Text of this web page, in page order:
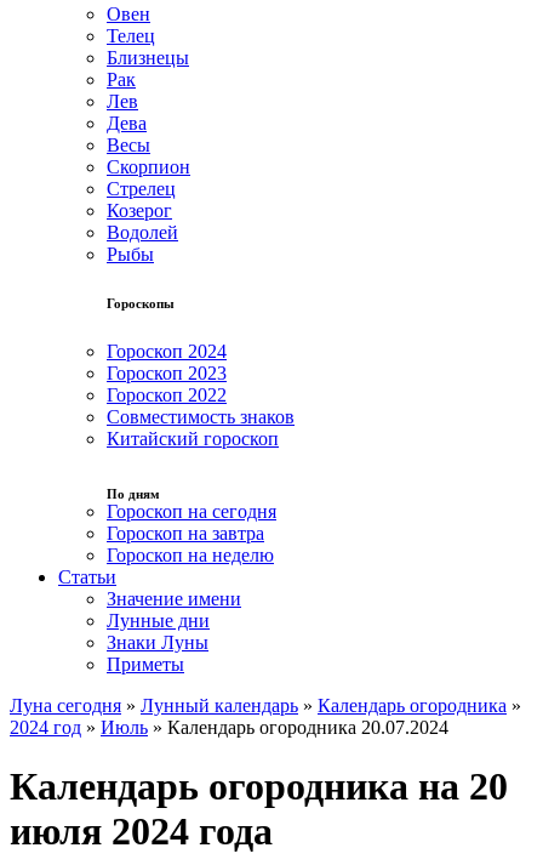
Овен
Телец
Близнецы
Рак
Лев
Дева
Весы
Скорпион
Стрелец
Козерог
Водолей
Рыбы
Гороскопы
Гороскоп 2024
Гороскоп 2023
Гороскоп 2022
Совместимость знаков
Китайский гороскоп
По дням
Гороскоп на сегодня
Гороскоп на завтра
Гороскоп на неделю
Статьи
Значение имени
Лунные дни
Знаки Луны
Приметы
Луна сегодня » Лунный календарь » Календарь огородника »
2024 год » Июль » Календарь огородника 20.07.2024
Календарь огородника на 20
июля 2024 года